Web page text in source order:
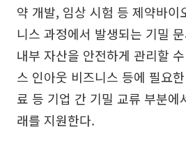
약 개발, 임상 시험 등 제약바이
니스 과정에서 발생되는 기밀
내부 자산을 안전하게 관리할
스 인아웃 비즈니스 등에 필요
료 등 기업 간 기밀 교류 부분에
래를 지원한다.